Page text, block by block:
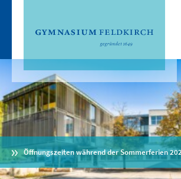
Öffnungszeiten während der Sommerferien